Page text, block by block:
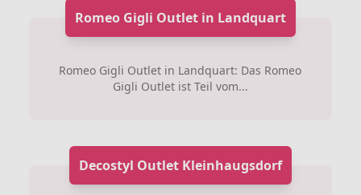
Romeo Gigli Outlet in Landquart
Romeo Gigli Outlet in Landquart: Das Romeo
Gigli Outlet ist Teil vom...
Decostyl Outlet Kleinhaugsdorf